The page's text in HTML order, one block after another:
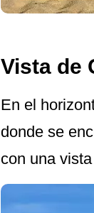
Vista de
En el
donde se
con una